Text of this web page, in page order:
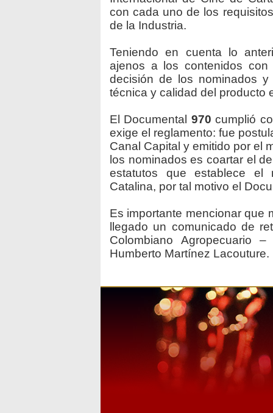
con cada uno de los
de la Industria.
Teniendo en cuenta lo
ajenos a los contenidos
decisión de los nominados
técnica y calidad del producto
El Documental 970cumplió
exige el reglamento: fue
Canal Capital y emitido por el
los nominados es coartar el
estatutos que establece el
Catalina, por tal motivo el
Es importante mencionar que
llegado un comunicado de
Colombiano Agropecuario
Humberto Martínez Lacouture.